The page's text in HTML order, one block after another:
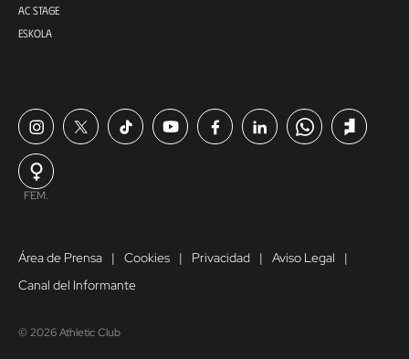
AC STAGE
ESKOLA
FEM.
Área de Prensa Cookies Privacidad
Aviso Legal
Canal del Informante
© 2026 Athletic Club